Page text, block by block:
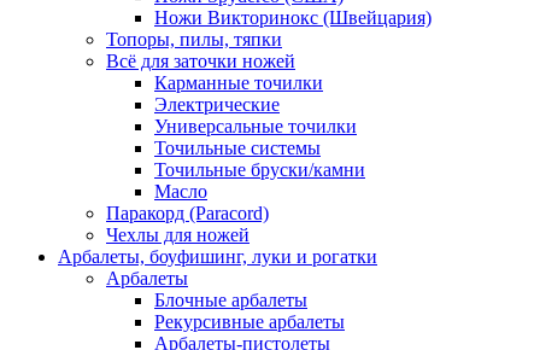
Ножи Викторинокс (Швейцария)
Топоры, пилы, тяпки
Всё для заточки ножей
Карманные точилки
Электрические
Универсальные точилки
Точильные системы
Точильные бруски/камни
Масло
Паракорд (Paracord)
Чехлы для ножей
Арбалеты, боуфишинг, луки и рогатки
Арбалеты
Блочные арбалеты
Рекурсивные арбалеты
Арбалеты-пистолеты